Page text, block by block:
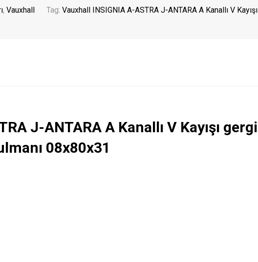
, Vauxhall Tag: Vauxhall INSIGNIA A-ASTRA J-ANTARA A Kanallı V Kayışı
J-ANTARA A Kanallı V Kayışı gergi
08x80x31